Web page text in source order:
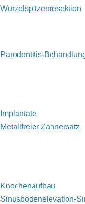
Wurzelspitzenresektion
Parodontitis-
Implantate
Metallfreier Zahnersatz
Knochenaufbau
Sinusbodenelevation-